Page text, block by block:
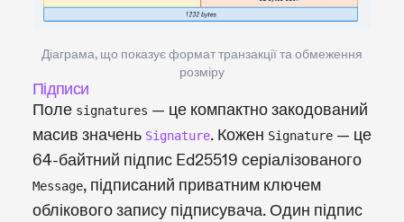
Діаграма, що показує формат транзакції та обмеження
розміру
Підписи
Поле signatures — це компактно закодований
масив значень Signature. Кожен Signature — це
64-байтний підпис Ed25519 серіалізованого
Message, підписаний приватним ключем
облікового запису підписувача. Один підпис